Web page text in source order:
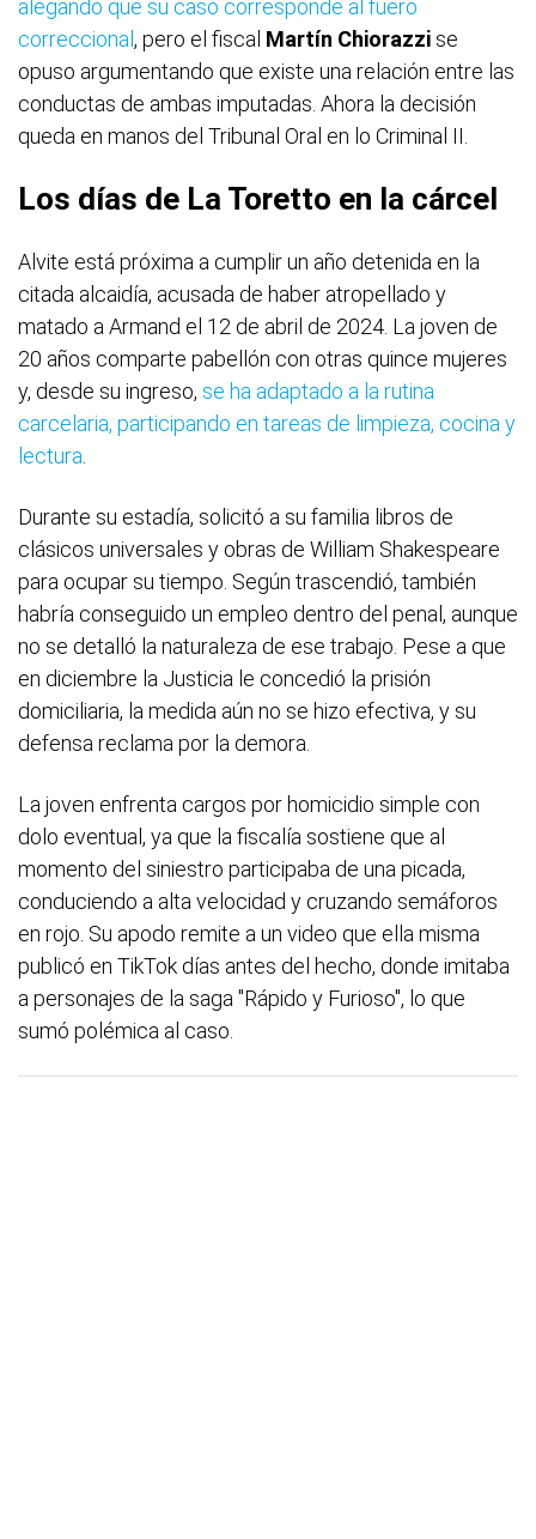
alegando que su caso corresponde al fuero
correccional , pero el fiscal Martín Chiorazzi se
opuso argumentando que existe una relación entre las
conductas de ambas imputadas. Ahora la decisión
queda en manos del Tribunal Oral en lo Criminal II.
Los días de La Toretto en la cárcel
Alvite está próxima a cumplir un año detenida en la
citada alcaidía, acusada de haber atropellado y
matado a Armand el 12 de abril de 2024. La joven de
20 años comparte pabellón con otras quince mujeres
y, desde su ingreso, se ha adaptado a la rutina
carcelaria, participando en tareas de limpieza, cocina y
lectura
Durante su estadía, solicitó a su familia libros de
clásicos universales y obras de William Shakespeare
para ocupar su tiempo. Según trascendió, también
habría conseguido un empleo dentro del penal, aunque
no se detalló la naturaleza de ese trabajo. Pese a que
en diciembre la Justicia le concedió la prisión
domiciliaria, la medida aún no se hizo efectiva, y su
defensa reclama por la demora.
La joven enfrenta cargos por homicidio simple con
dolo eventual, ya que la fiscalía sostiene que al
momento del siniestro participaba de una picada,
conduciendo a alta velocidad y cruzando semáforos
en rojo. Su apodo remite a un video que ella misma
publicó en TikTok días antes del hecho, donde imitaba
a personajes de la saga "Rápido y Furioso", lo que
sumó polémica al caso.